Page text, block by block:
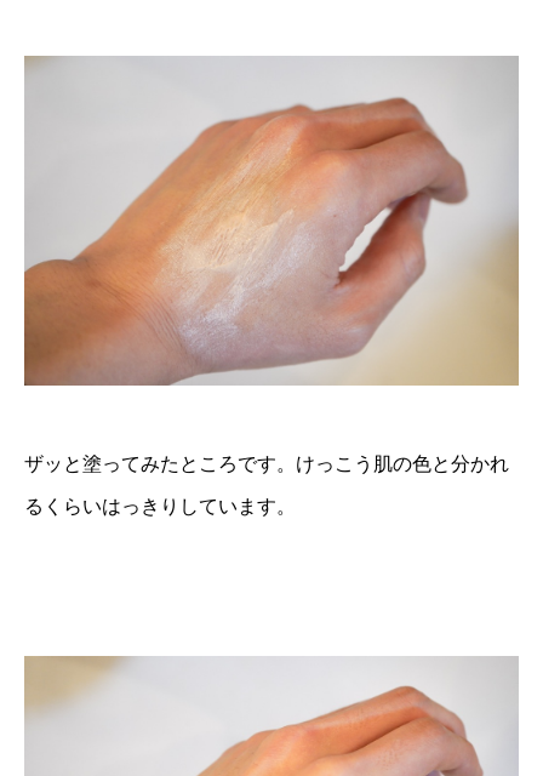
ザッと塗ってみたところです。けっこう肌の色と分かれ
るくらいはっきりしています。